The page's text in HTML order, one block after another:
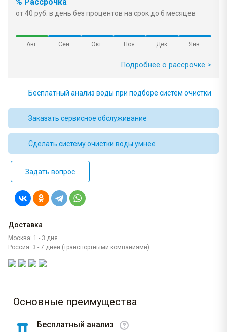
от 40 руб. в день без процентов на срок до 6 месяцев
Авг. Сен. Окт. Ноя. Дек. Янв.
Подробнее о рассрочке >
Бесплатный анализ воды при подборе систем очистки
Заказать сервисное обслуживание
Сделать систему очистки воды умнее
Задать вопрос
Доставка
Москва: 1 - 3 дня
Россия: 3 - 7 дней (транспортными компаниями)
Основные преимущества
Бесплатный анализ